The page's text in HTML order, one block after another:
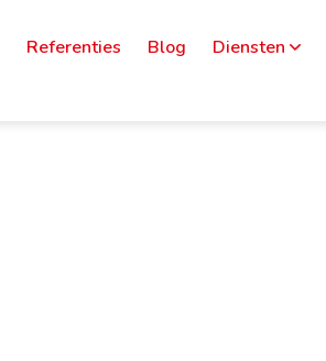
Referenties Blog Diensten